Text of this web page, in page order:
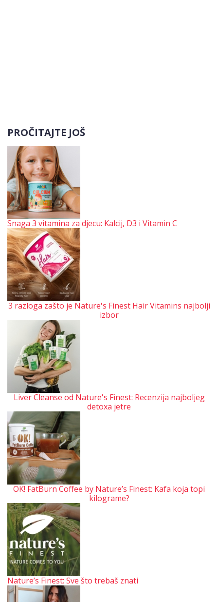
PROČITAJTE JOŠ
Snaga 3 vitamina za djecu: Kalcij, D3 i Vitamin C
3 razloga zašto je Nature's Finest Hair Vitamins najbolji
izbor
Liver Cleanse od Nature's Finest: Recenzija najboljeg
detoxa jetre
OK! FatBurn Coffee by Nature’s Finest: Kafa koja topi
kilograme?
Nature’s Finest: Sve što trebaš znati